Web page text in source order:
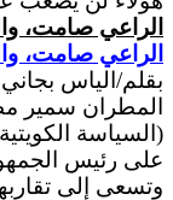
الراعي صامت،
الراعي صامت،
بقلم/الياس بجاني
المطران سمير
على رئيس
وتسعى إلى